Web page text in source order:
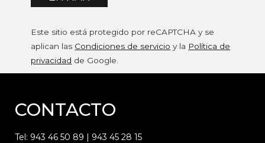
Este sitio está protegido por reCAPTCHA y se
aplican las Condiciones de servicio y la Política de
privacidad de Google.
CONTACTO
Tel: 943 46 50 89 | 943 45 28 15